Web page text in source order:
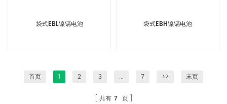
袋式EBL镍镉电池 袋式EBH镍镉电池
首页 1 2 3 ... 7 >> 末页
共有 7 页